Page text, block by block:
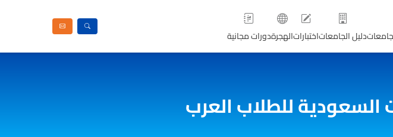
دليل الجامعاتاختباراتالهجرةدورات مجانية
للطلاب العرب